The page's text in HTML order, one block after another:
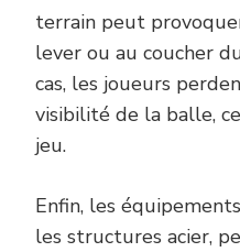
terrain peut
lever ou au coucher
cas, les joueurs
visibilité de la balle,
jeu.
Enfin, les
les structures acier,